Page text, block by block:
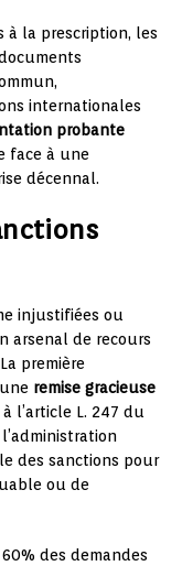
à la prescription, les
internationales
probante
face à une
décennal.
injustifiées ou
arsenal de recours
première
remise gracieuse
l’article L. 247 du
des sanctions pour
ou de
des demandes